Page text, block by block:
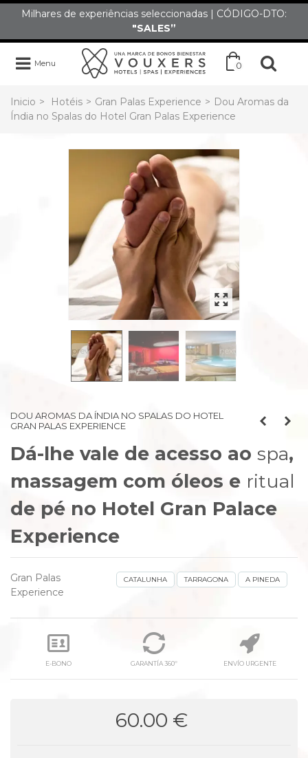
Milhares de experiências seleccionadas | CÓDIGO-DTO:
"SALES”
Menu 0
Inicio > Hotéis > Gran Palas Experience > Dou Aromas da
Índia no Spalas do Hotel Gran Palas Experience
prev next
DOU AROMAS DA ÍNDIA NO SPALAS DO HOTEL
GRAN PALAS EXPERIENCE
Dá-lhe vale de acesso ao spa,
massagem com óleos e ritual
de pé no Hotel Gran Palace
Experience
Gran Palas
Experience
CATALUNHA TARRAGONA A PINEDA
E-BONO GARANTÍA 360º ENVÍO URGENTE
60.00 €